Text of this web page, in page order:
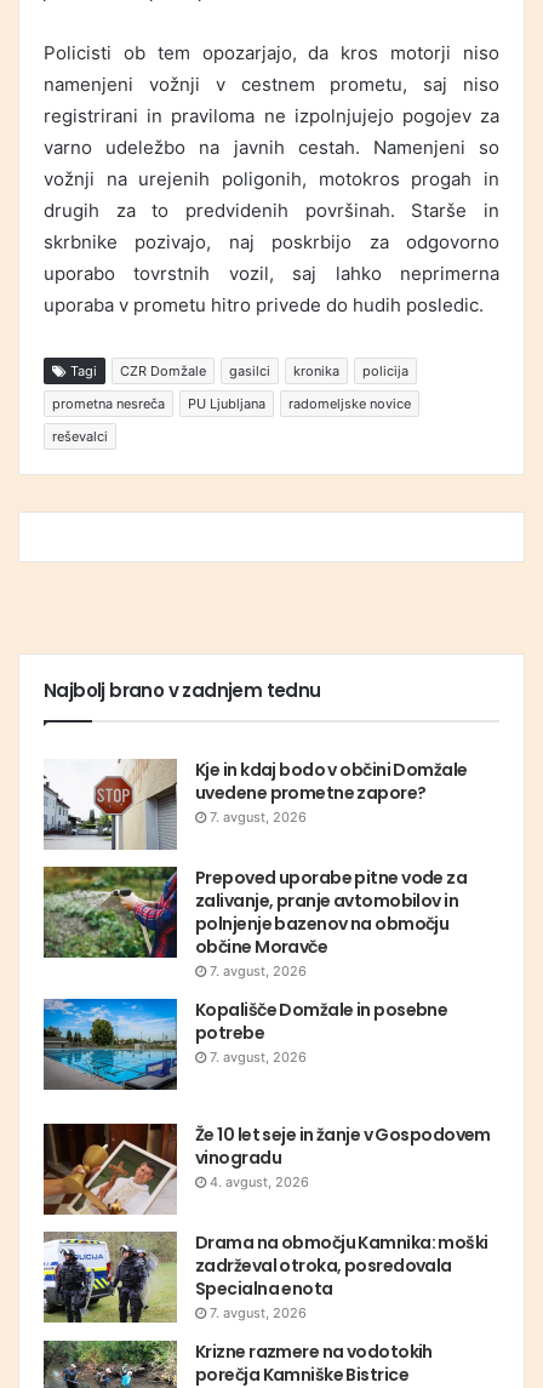
Policisti ob tem opozarjajo, da kros motorji niso
namenjeni vožnji v cestnem prometu, saj niso
registrirani in praviloma ne izpolnjujejo pogojev za
varno udeležbo na javnih cestah. Namenjeni so
vožnji na urejenih poligonih, motokros progah in
drugih za to predvidenih površinah. Starše in
skrbnike pozivajo, naj poskrbijo za odgovorno
uporabo tovrstnih vozil, saj lahko neprimerna
uporaba v prometu hitro privede do hudih posledic.
Tagi CZR Domžale gasilci kronika
policija
prometna nesreča
PU Ljubljana
radomeljske novice
reševalci
Najbolj brano v zadnjem tednu
Kje in kdaj bodo v občini Domžale
uvedene prometne zapore?
7. avgust, 2026
Prepoved uporabe pitne vode za
zalivanje, pranje avtomobilov in
polnjenje bazenov na območju
občine Moravče
7. avgust, 2026
Kopališče Domžale in posebne
potrebe
7. avgust, 2026
Že 10 let seje in žanje v Gospodovem
vinogradu
4. avgust, 2026
Drama na območju Kamnika: moški
zadrževal otroka, posredovala
Specialna enota
7. avgust, 2026
Krizne razmere na vodotokih
porečja Kamniške Bistrice